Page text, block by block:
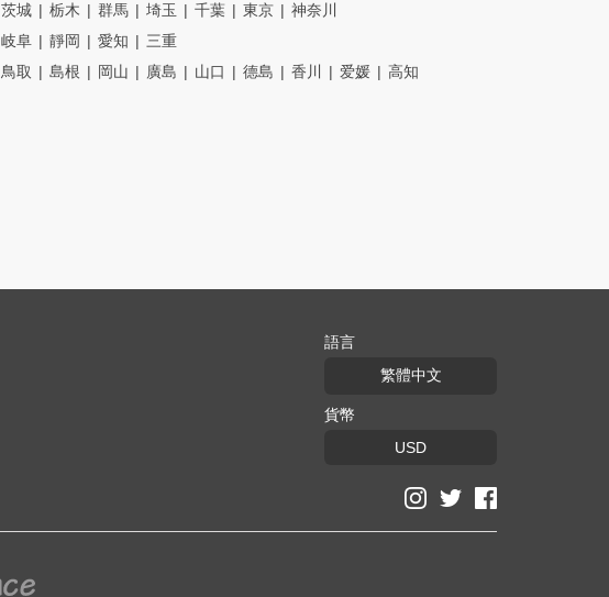
茨城 栃木 群馬 埼玉 千葉 東京
神奈川
岐阜 靜岡 愛知
三重
鳥取 島根 岡山 廣島 山口 德島 香川 爱媛
高知
語言
繁體中文
貨幣
USD